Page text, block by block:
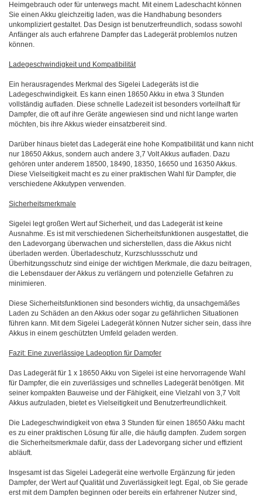
Heimgebrauch oder für unterwegs macht. Mit einem Ladeschacht können
Sie einen Akku gleichzeitig laden, was die Handhabung besonders
unkompliziert gestaltet. Das Design ist benutzerfreundlich, sodass sowohl
Anfänger als auch erfahrene Dampfer das Ladegerät problemlos nutzen
können.
Ladegeschwindigkeit und Kompatibilität
Ein herausragendes Merkmal des Sigelei Ladegeräts ist die
Ladegeschwindigkeit. Es kann einen 18650 Akku in etwa 3 Stunden
vollständig aufladen. Diese schnelle Ladezeit ist besonders vorteilhaft für
Dampfer, die oft auf ihre Geräte angewiesen sind und nicht lange warten
möchten, bis ihre Akkus wieder einsatzbereit sind.
Darüber hinaus bietet das Ladegerät eine hohe Kompatibilität und kann nicht
nur 18650 Akkus, sondern auch andere 3,7 Volt Akkus aufladen. Dazu
gehören unter anderem 18500, 18490, 18350, 16650 und 16350 Akkus.
Diese Vielseitigkeit macht es zu einer praktischen Wahl für Dampfer, die
verschiedene Akkutypen verwenden.
Sicherheitsmerkmale
Sigelei legt großen Wert auf Sicherheit, und das Ladegerät ist keine
Ausnahme. Es ist mit verschiedenen Sicherheitsfunktionen ausgestattet, die
den Ladevorgang überwachen und sicherstellen, dass die Akkus nicht
überladen werden. Überladeschutz, Kurzschlussschutz und
Überhitzungsschutz sind einige der wichtigen Merkmale, die dazu beitragen,
die Lebensdauer der Akkus zu verlängern und potenzielle Gefahren zu
minimieren.
Diese Sicherheitsfunktionen sind besonders wichtig, da unsachgemäßes
Laden zu Schäden an den Akkus oder sogar zu gefährlichen Situationen
führen kann. Mit dem Sigelei Ladegerät können Nutzer sicher sein, dass ihre
Akkus in einem geschützten Umfeld geladen werden.
Fazit: Eine zuverlässige Ladeoption für Dampfer
Das Ladegerät für 1 x 18650 Akku von Sigelei ist eine hervorragende Wahl
für Dampfer, die ein zuverlässiges und schnelles Ladegerät benötigen. Mit
seiner kompakten Bauweise und der Fähigkeit, eine Vielzahl von 3,7 Volt
Akkus aufzuladen, bietet es Vielseitigkeit und Benutzerfreundlichkeit.
Die Ladegeschwindigkeit von etwa 3 Stunden für einen 18650 Akku macht
es zu einer praktischen Lösung für alle, die häufig dampfen. Zudem sorgen
die Sicherheitsmerkmale dafür, dass der Ladevorgang sicher und effizient
abläuft.
Insgesamt ist das Sigelei Ladegerät eine wertvolle Ergänzung für jeden
Dampfer, der Wert auf Qualität und Zuverlässigkeit legt. Egal, ob Sie gerade
erst mit dem Dampfen beginnen oder bereits ein erfahrener Nutzer sind,